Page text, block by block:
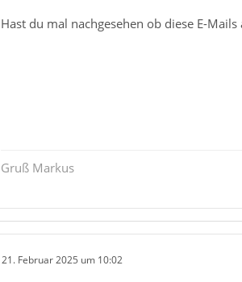
Hast du mal nachgesehen ob diese E-
Gruß Markus
21. Februar 2025 um 10:02